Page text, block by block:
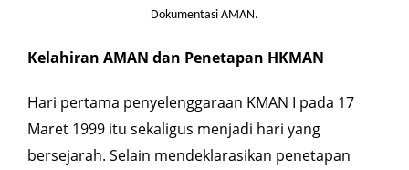
Dokumentasi AMAN.
Kelahiran AMAN dan Penetapan HKMAN
Hari pertama penyelenggaraan KMAN I pada 17
Maret 1999 itu sekaligus menjadi hari yang
bersejarah. Selain mendeklarasikan penetapan